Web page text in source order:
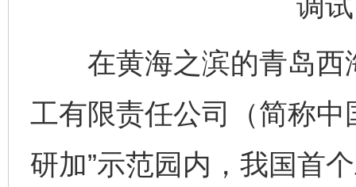
在黄海之滨的青岛西
工有限责任公司（简称中
研加”示范园内，我国首